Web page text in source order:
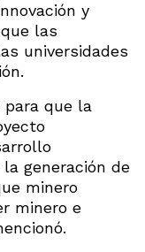
y
las
universidades
para que la
generación de
minero
minero e